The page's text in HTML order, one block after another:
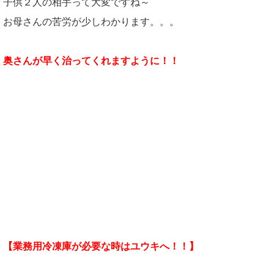
子供２人の相手って大変ですね～
お母さんの苦労が少しわかります。。。
奥さんが早く治ってくれますように！！
【業務用冷凍庫が必要な時はユウキへ！！】